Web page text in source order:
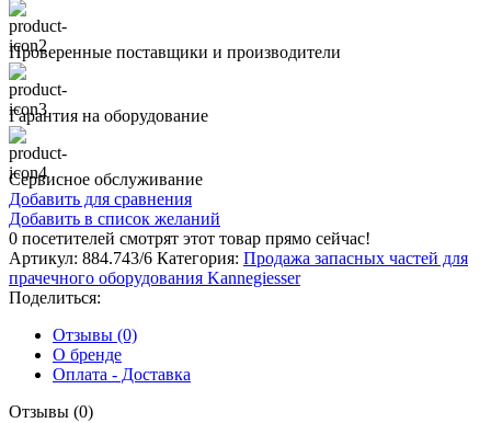
Проверенные поставщики и производители
Гарантия на оборудование
Сервисное обслуживание
Добавить для сравнения
Добавить в список желаний
0 посетителей смотрят этот товар прямо сейчас!
Артикул: 884.743/6 Категория: Продажа запасных частей для
прачечного оборудования Kannegiesser
Поделиться:
Отзывы (0)
О бренде
Оплата - Доставка
Отзывы (0)